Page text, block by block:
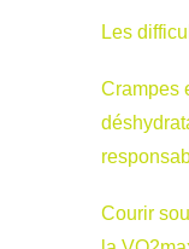
Les
Crampes
Courir